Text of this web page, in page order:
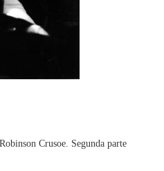
Crusoe. Segunda parte